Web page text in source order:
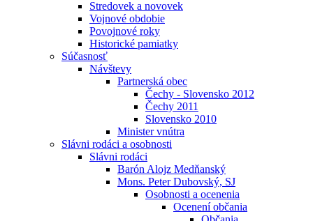
Stredovek a novovek
Vojnové obdobie
Povojnové roky
Historické pamiatky
Súčasnosť
Návštevy
Partnerská obec
Čechy - Slovensko 2012
Čechy 2011
Slovensko 2010
Minister vnútra
Slávni rodáci a osobnosti
Slávni rodáci
Barón Alojz Medňanský
Mons. Peter Dubovský, SJ
Osobnosti a ocenenia
Ocenení občania